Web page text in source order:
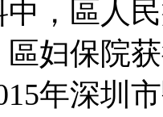
中，區人
區妇保院
年深圳